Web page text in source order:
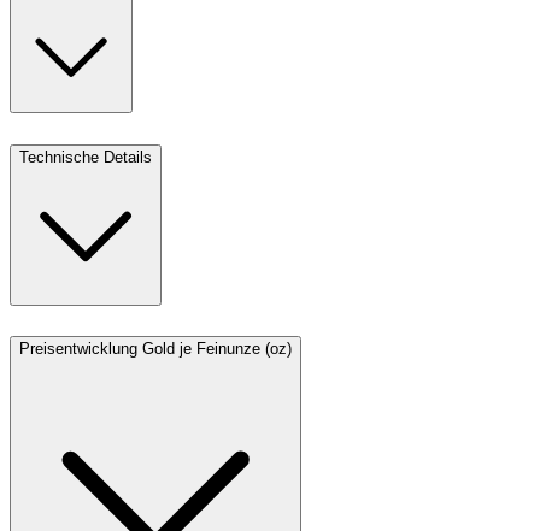
Technische Details
Preisentwicklung Gold je Feinunze (oz)